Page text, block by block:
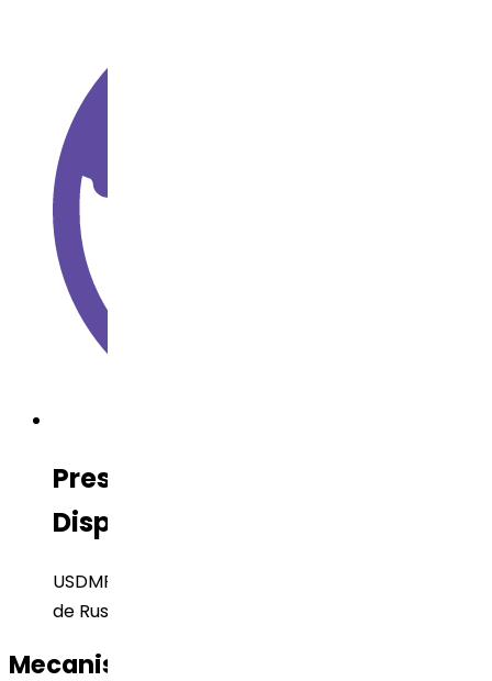
Presentación Regulatoria
Disponible
USDMF, CEP Enviado, DMF de Brasil, EUDMF, DMF
de Rusia, DMF de China
Mecanismo de acción